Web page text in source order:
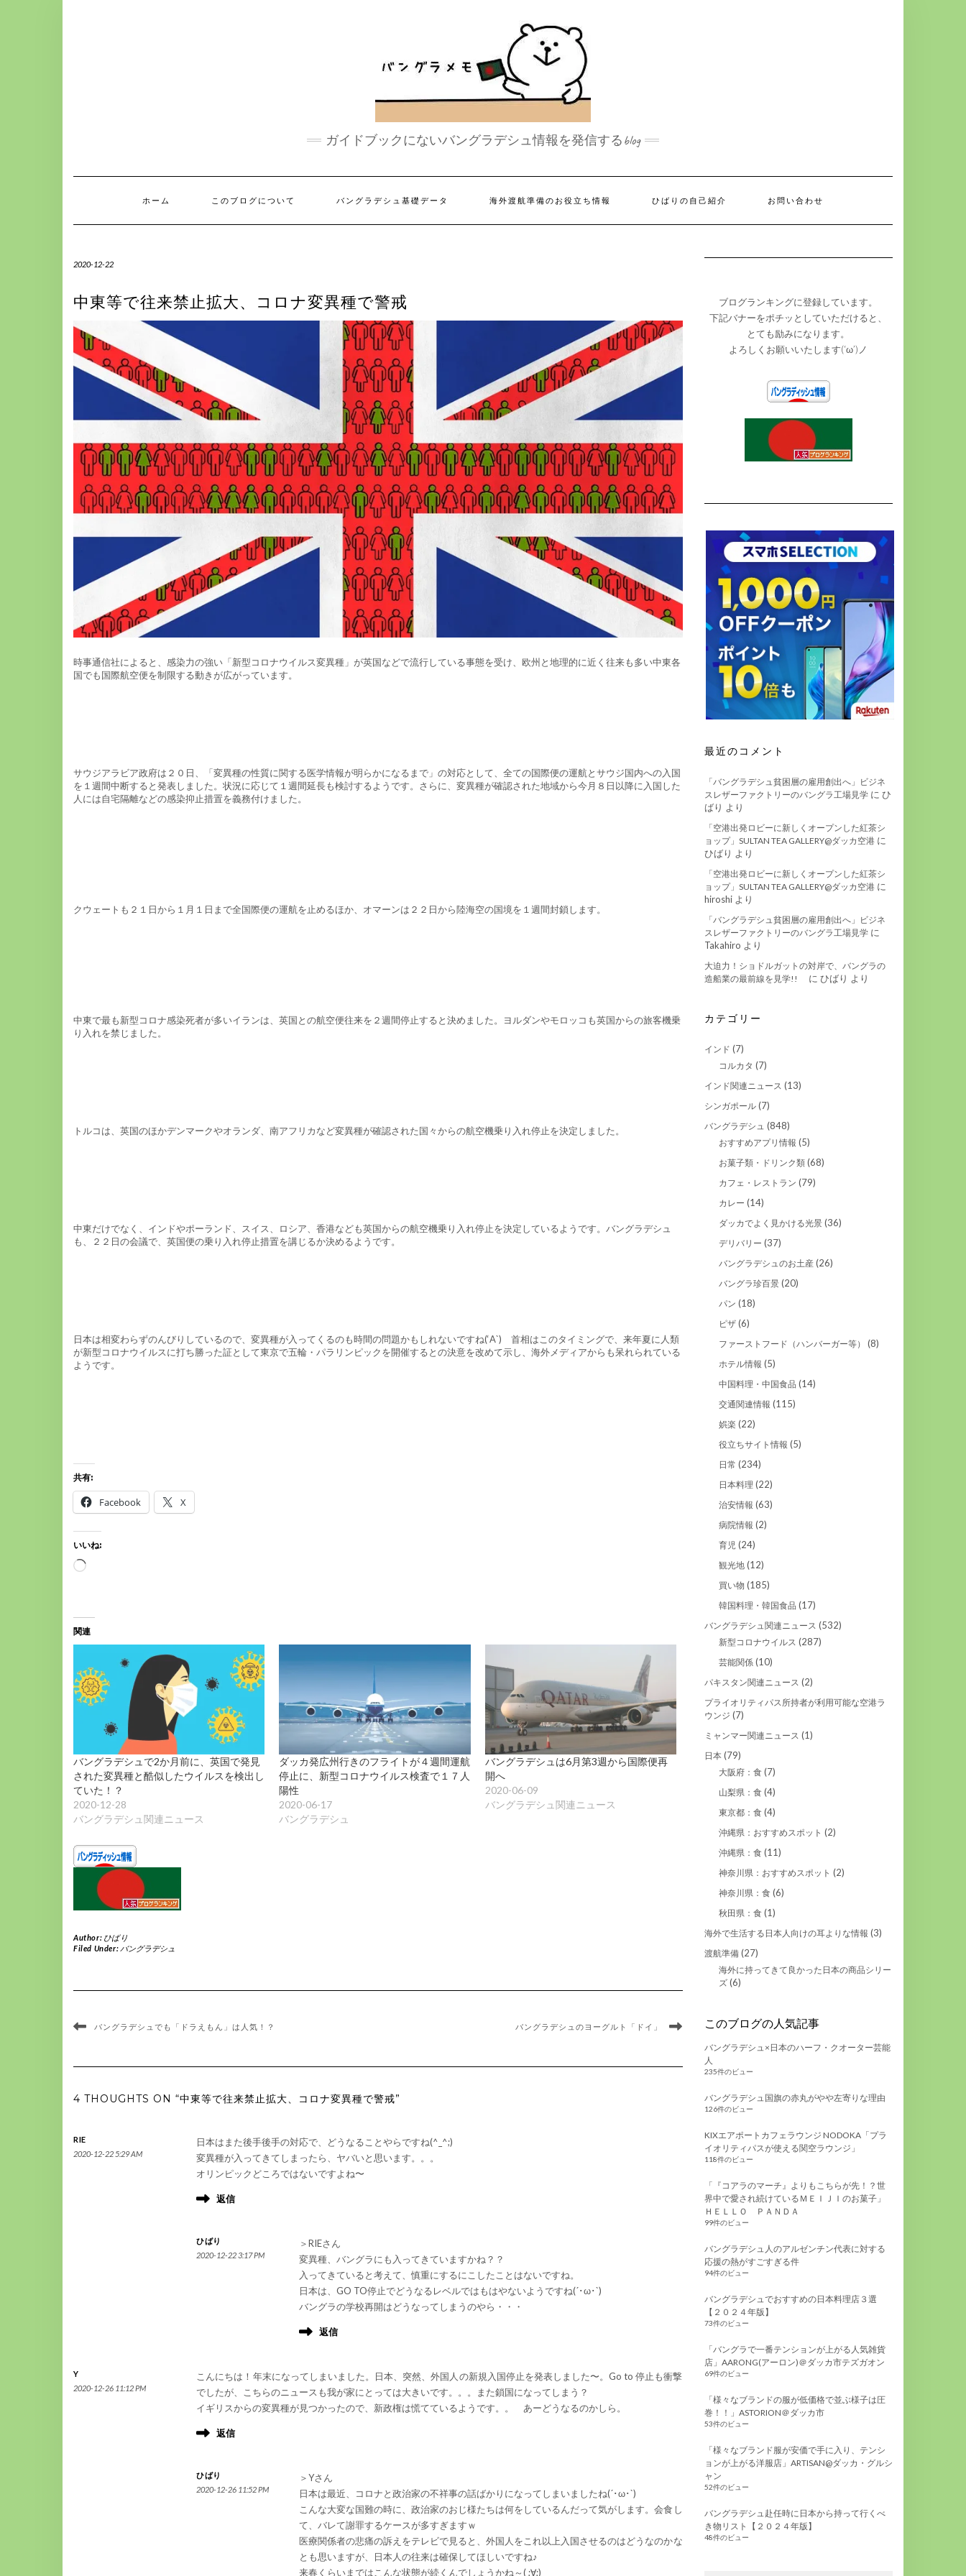
ガイドブックにないバングラデシュ情報を発信するblog
ホーム このブログについて バングラデシュ基礎データ 海外渡航準備のお役立ち情報 ひばりの自己紹介 お問い合わせ
2020-12-22
中東等で往来禁止拡大、コロナ変異種で警戒
時事通信社によると、感染力の強い「新型コロナウイルス変異種」が英国などで流行している事態を受け、欧州と地理的に近く往来も多い中東各
国でも国際航空便を制限する動きが広がっています。
サウジアラビア政府は２０日、「変異種の性質に関する医学情報が明らかになるまで」の対応として、全ての国際便の運航とサウジ国内への入国
を１週間中断すると発表しました。状況に応じて１週間延長も検討するようです。さらに、変異種が確認された地域から今月８日以降に入国した
人には自宅隔離などの感染抑止措置を義務付けました。
クウェートも２１日から１月１日まで全国際便の運航を止めるほか、オマーンは２２日から陸海空の国境を１週間封鎖します。
中東で最も新型コロナ感染死者が多いイランは、英国との航空便往来を２週間停止すると決めました。ヨルダンやモロッコも英国からの旅客機乗
り入れを禁じました。
トルコは、英国のほかデンマークやオランダ、南アフリカなど変異種が確認された国々からの航空機乗り入れ停止を決定しました。
中東だけでなく、インドやポーランド、スイス、ロシア、香港なども英国からの航空機乗り入れ停止を決定しているようです。バングラデシュ
も、２２日の会議で、英国便の乗り入れ停止措置を講じるか決めるようです。
日本は相変わらずのんびりしているので、変異種が入ってくるのも時間の問題かもしれないですね(‘A`) 首相はこのタイミングで、来年夏に人類
が新型コロナウイルスに打ち勝った証として東京で五輪・パラリンピックを開催するとの決意を改めて示し、海外メディアからも呆れられている
ようです。
共有:
Facebook X
いいね:
読
中…
関連
バングラデシュで2か月前に、英国で発見
された変異種と酷似したウイルスを検出し
ていた！？
2020-12-28
バングラデシュ関連ニュース
ダッカ発広州行きのフライトが４週間運航
停止に、新型コロナウイルス検査で１７人
陽性
2020-06-17
バングラデシュ
バングラデシュは6月第3週から国際便再
開へ
2020-06-09
バングラデシュ関連ニュース
Author: ひばり
Filed Under: バングラデシュ
バングラデシュでも「ドラえもん」は人気！？ バングラデシュのヨーグルト「ドイ」
4 THOUGHTS ON “中東等で往来禁止拡大、コロナ変異種で警戒”
RIE
2020-12-22 5:29 AM
日本はまた後手後手の対応で、どうなることやらですね(^_^;)
変異種が入ってきてしまったら、ヤバいと思います。。。
オリンピックどころではないですよね〜
返信
ひばり
2020-12-22 3:17 PM
＞RIEさん
変異種、バングラにも入ってきていますかね？？
入ってきていると考えて、慎重にするにこしたことはないですね。
日本は、GO TO停止でどうなるレベルではもはやないようですね(´･ω･`)
バングラの学校再開はどうなってしまうのやら・・・
返信
Y
2020-12-26 11:12 PM
こんにちは！年末になってしまいました。日本、突然、外国人の新規入国停止を発表しました〜。Go to 停止も衝撃
でしたが、こちらのニュースも我が家にとっては大きいです。。。また鎖国になってしまう？
イギリスからの変異種が見つかったので、新政権は慌てているようです。。 あーどうなるのかしら。
返信
ひばり
2020-12-26 11:52 PM
＞Yさん
日本は最近、コロナと政治家の不祥事の話ばかりになってしまいましたね(´･ω･`)
こんな大変な国難の時に、政治家のおじ様たちは何をしているんだって気がします。会食し
て、バレて謝罪するケースが多すぎますｗ
医療関係者の悲痛の訴えをテレビで見ると、外国人をこれ以上入国させるのはどうなのかな
とも思いますが、日本人の往来は確保してほしいですね♪
来春くらいまではこんな状態が続くんでしょうかね～( ;∀;)
ブログランキングに登録しています。
下記バナーをポチッとしていただけると、
とても励みになります。
よろしくお願いいたします(‘ω’)ノ
最近のコメント
「バングラデシュ貧困層の雇用創出へ」ビジネ
スレザーファクトリーのバングラ工場見学に ひ
ばり より
「空港出発ロビーに新しくオープンした紅茶シ
ョップ」SULTAN TEA GALLERY@ダッカ空港に
ひばり より
「空港出発ロビーに新しくオープンした紅茶シ
ョップ」SULTAN TEA GALLERY@ダッカ空港に
hiroshiより
「バングラデシュ貧困層の雇用創出へ」ビジネ
スレザーファクトリーのバングラ工場見学に
Takahiro より
大迫力！ショドルガットの対岸で、バングラの
造船業の最前線を見学!!
に ひばり より
カテゴリー
インド (7)
コルカタ (7)
インド関連ニュース (13)
シンガポール(7)
バングラデシュ (848)
おすすめアプリ情報 (5)
お菓子類・ドリンク類(68)
カフェ・レストラン (79)
カレー (14)
ダッカでよく見かける光景(36)
デリバリー (37)
バングラデシュのお土産(26)
バングラ珍百景(20)
パン (18)
ピザ(6)
ファーストフード（ハンバーガー等） (8)
ホテル情報 (5)
中国料理・中国食品 (14)
交通関連情報 (115)
娯楽 (22)
役立ちサイト情報 (5)
日常 (234)
日本料理 (22)
治安情報 (63)
病院情報 (2)
育児 (24)
観光地(12)
買い物 (185)
韓国料理・韓国食品 (17)
バングラデシュ関連ニュース (532)
新型コロナウイルス (287)
芸能関係(10)
パキスタン関連ニュース (2)
プライオリティパス所持者が利用可能な空港ラ
ウンジ (7)
ミャンマー関連ニュース (1)
日本(79)
大阪府：食 (7)
山梨県：食 (4)
東京都：食 (4)
沖縄県：おすすめスポット (2)
沖縄県：食 (11)
神奈川県：おすすめスポット (2)
神奈川県：食 (6)
秋田県：食 (1)
海外で生活する日本人向けの耳よりな情報 (3)
渡航準備(27)
海外に持ってきて良かった日本の商品シリー
ズ(6)
このブログの人気記事
バングラデシュ×日本のハーフ・クオーター芸能
人
235件のビュー
バングラデシュ国旗の赤丸がやや左寄りな理由
126件のビュー
KIXエアポートカフェラウンジ NODOKA「プラ
イオリティパスが使える関空ラウンジ」
118件のビュー
「『コアラのマーチ』よりもこちらが先！？世
界中で愛され続けているＭＥＩＪＩのお菓子」
ＨＥＬＬＯ ＰＡＮＤＡ
99件のビュー
バングラデシュ人のアルゼンチン代表に対する
応援の熱がすごすぎる件
94件のビュー
バングラデシュでおすすめの日本料理店３選
【２０２４年版】
73件のビュー
「バングラで一番テンションが上がる人気雑貨
店」AARONG(アーロン)＠ダッカ市テズガオン
69件のビュー
「様々なブランドの服が低価格で並ぶ様子は圧
巻！！」ASTORION＠ダッカ市
53件のビュー
「様々なブランド服が安価で手に入り、テンシ
ョンが上がる洋服店」ARTISAN@ダッカ・グルシ
ャン
52件のビュー
バングラデシュ赴任時に日本から持って行くべ
き物リスト【２０２４年版】
48件のビュー